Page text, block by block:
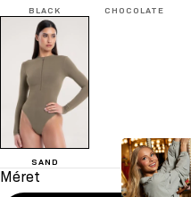
BLACK CHOCOLATE
SAND
Méret